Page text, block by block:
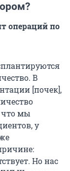
операций по
В
[почек],
что мы
у
Но нас